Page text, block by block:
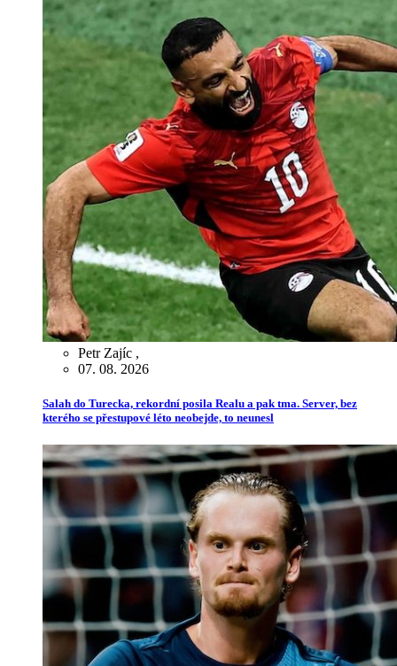
Petr Zajíc ,
07. 08. 2026
Salah do Turecka, rekordní posila Realu a pak tma. Server, bez
kterého se přestupové léto neobejde, to neunesl